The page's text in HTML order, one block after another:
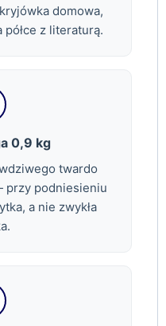
domowa,
z literaturą.
0,9 kg
twardo
przy podniesieniu
a nie zwykła